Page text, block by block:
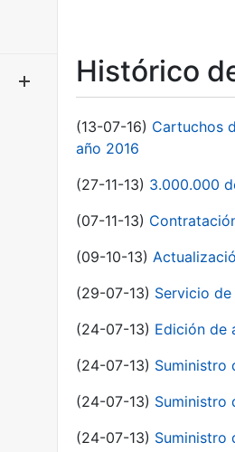
Mostrar/Ocultar
Histórico
(13-07-16) Cartuchos
año 2016
(27-11-13) 3.000.000
(07-11-13)
(09-10-13)
(29-07-13) Servicio
(24-07-13) Edición de
(24-07-13) Suministro
(24-07-13) Suministro
(24-07-13) Suministro